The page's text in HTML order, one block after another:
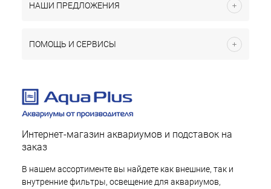
НАШИ ПРЕДЛОЖЕНИЯ
ПОМОЩЬ И СЕРВИСЫ
Интернет-магазин аквариумов и подставок на
заказ
В нашем ассортименте вы найдете как внешние, так и
внутренние фильтры, освещение для аквариумов,